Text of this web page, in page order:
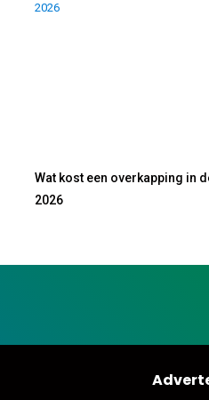
Wat kost een overkapping in
2026